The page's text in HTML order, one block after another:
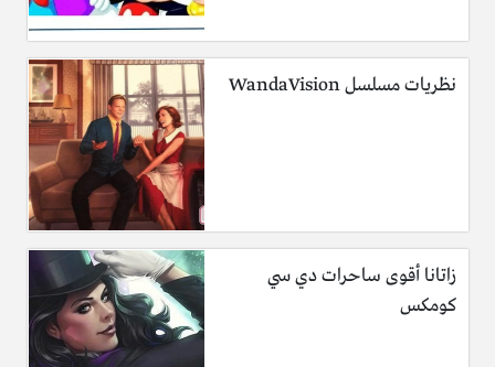
نظريات مسلسل WandaVision
زاتانا أقوى ساحرات دي سي
كومكس